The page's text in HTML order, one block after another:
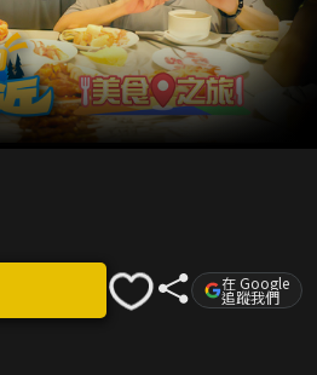
在 Google
追蹤我們